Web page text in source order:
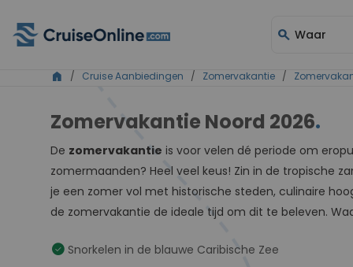
search Waar
home / Cruise Aanbiedingen / Zomervakantie /
Zomervakantie Noord 2026.
De zomervakantie is voor velen dé periode om
zomermaanden? Heel veel keus! Zin in de tropische
je een zomer vol met historische steden, culinaire
de zomervakantie de ideale tijd om dit te beleven.
check_circle Snorkelen in de blauwe Caribische Zee